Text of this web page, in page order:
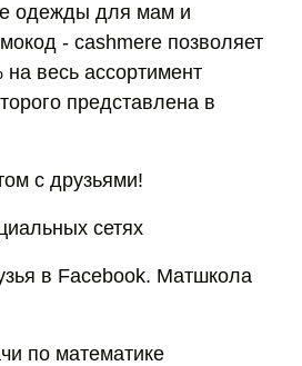
одежды для мам и
- cashmere позволяет
на весь ассортимент
представлена в
с друзьями!
сетях
в Facebook. Матшкола
по математике